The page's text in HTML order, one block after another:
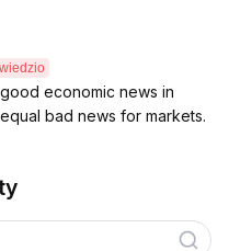
economic news in
bad news for markets.